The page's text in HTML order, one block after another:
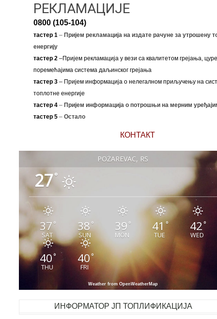
РЕКЛАМАЦИЈЕ
0800 (105-104)
тастер 1–Пријем рекламација на издате рачуне за утрошену
енергију
тастер 2–Пријем рекламација у вези са квалитетом грејања,
поремећајима система даљинског грејања
тастер 3– Пријем информација о нелегалном приључењу на
топлотне енергије
тастер 4 – Пријем информација о потрошњи на мерним
тастер 5 – Остало
КОНТАКТ
POŽAREVAC, RS
27°
37°
SAT
38°
SUN
39 °
MON
41°
TUE
42°
WED
40°
THU
40°
FRI
Weather from OpenWeatherMap
ИНФОРМАТОР ЈП ТОПЛИФИКАЦИЈА